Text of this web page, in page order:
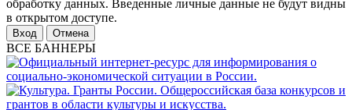
обработку данных. Введенные личные данные не будут видны
в открытом доступе.
Отмена
ВСЕ БАННЕРЫ